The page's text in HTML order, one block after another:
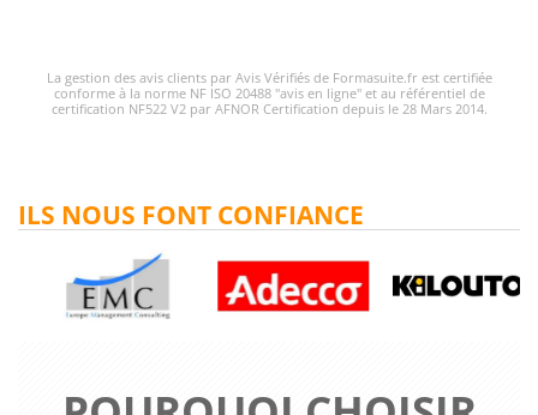
La gestion des avis clients par Avis Vérifiés de Formasuite.fr est certifiée
conforme à la norme NF ISO 20488 "avis en ligne" et au référentiel de
certification NF522 V2 par AFNOR Certification depuis le 28 Mars 2014.
ILS NOUS FONT CONFIANCE